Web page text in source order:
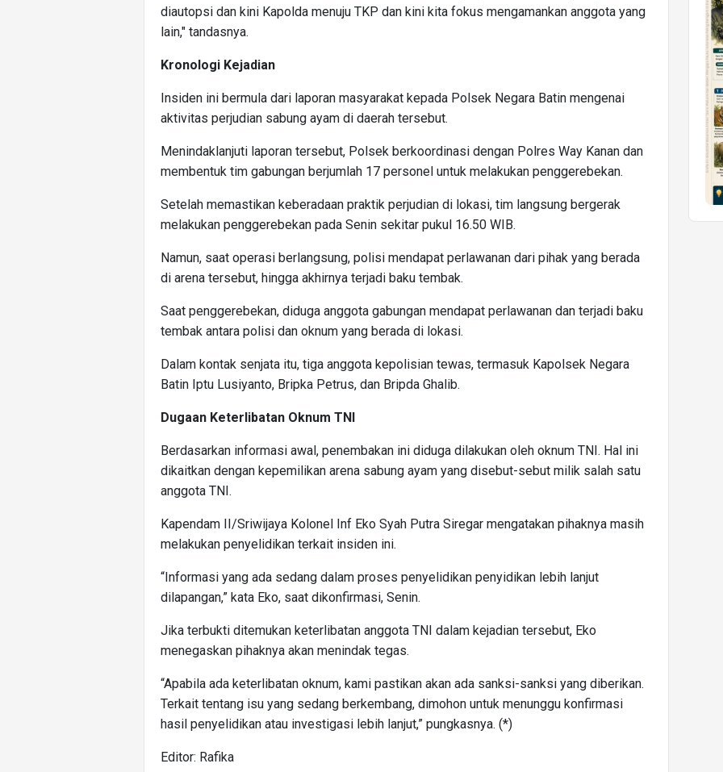
diautopsi dan kini Kapolda menuju TKP dan kini kita fokus mengamankan anggota yang
lain," tandasnya.
Kronologi Kejadian
Insiden ini bermula dari laporan masyarakat kepada Polsek Negara Batin mengenai
aktivitas perjudian sabung ayam di daerah tersebut.
Menindaklanjuti laporan tersebut, Polsek berkoordinasi dengan Polres Way Kanan dan
membentuk tim gabungan berjumlah 17 personel untuk melakukan penggerebekan.
Setelah memastikan keberadaan praktik perjudian di lokasi, tim langsung bergerak
melakukan penggerebekan pada Senin sekitar pukul 16.50 WIB.
Namun, saat operasi berlangsung, polisi mendapat perlawanan dari pihak yang berada
di arena tersebut, hingga akhirnya terjadi baku tembak.
Saat penggerebekan, diduga anggota gabungan mendapat perlawanan dan terjadi baku
tembak antara polisi dan oknum yang berada di lokasi.
Dalam kontak senjata itu, tiga anggota kepolisian tewas, termasuk Kapolsek Negara
Batin Iptu Lusiyanto, Bripka Petrus, dan Bripda Ghalib.
Dugaan Keterlibatan Oknum TNI
Berdasarkan informasi awal, penembakan ini diduga dilakukan oleh oknum TNI. Hal ini
dikaitkan dengan kepemilikan arena sabung ayam yang disebut-sebut milik salah satu
anggota TNI.
Kapendam II/Sriwijaya Kolonel Inf Eko Syah Putra Siregar mengatakan pihaknya masih
melakukan penyelidikan terkait insiden ini.
“Informasi yang ada sedang dalam proses penyelidikan penyidikan lebih lanjut
dilapangan,” kata Eko, saat dikonfirmasi, Senin.
Jika terbukti ditemukan keterlibatan anggota TNI dalam kejadian tersebut, Eko
menegaskan pihaknya akan menindak tegas.
“Apabila ada keterlibatan oknum, kami pastikan akan ada sanksi-sanksi yang diberikan.
Terkait tentang isu yang sedang berkembang, dimohon untuk menunggu konfirmasi
hasil penyelidikan atau investigasi lebih lanjut,” pungkasnya. (*)
Editor: Rafika